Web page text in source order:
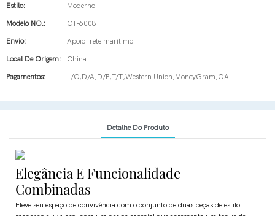
Estilo: Moderno
Modelo NO.: CT-6008
Envio: Apoio frete marítimo
Local De Origem: China
Pagamentos: L/C,D/A,D/P,T/T,Western Union,MoneyGram,OA
Detalhe Do Produto
Elegância E Funcionalidade
Combinadas
Eleve seu espaço de convivência com o conjunto de duas peças de estilo